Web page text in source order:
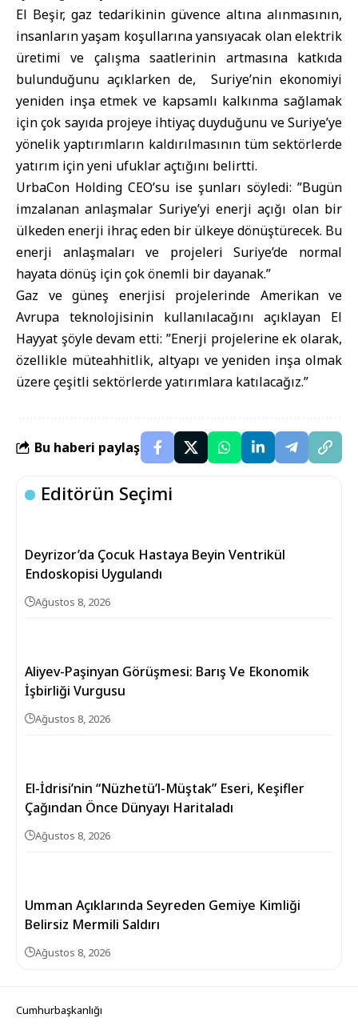
El Beşir, gaz tedarikinin güvence altına alınmasının,
insanların yaşam koşullarına yansıyacak olan elektrik
üretimi ve çalışma saatlerinin artmasına katkıda
bulunduğunu açıklarken de, Suriye’nin ekonomiyi
yeniden inşa etmek ve kapsamlı kalkınma sağlamak
için çok sayıda projeye ihtiyaç duyduğunu ve Suriye’ye
yönelik yaptırımların kaldırılmasının tüm sektörlerde
yatırım için yeni ufuklar açtığını belirtti.
UrbaCon Holding CEO’su ise şunları söyledi: ”Bugün
imzalanan anlaşmalar Suriye’yi enerji açığı olan bir
ülkeden enerji ihraç eden bir ülkeye dönüştürecek. Bu
enerji anlaşmaları ve projeleri Suriye’de normal
hayata dönüş için çok önemli bir dayanak.”
Gaz ve güneş enerjisi projelerinde Amerikan ve
Avrupa teknolojisinin kullanılacağını açıklayan El
Hayyat şöyle devam etti: ”Enerji projelerine ek olarak,
özellikle müteahhitlik, altyapı ve yeniden inşa olmak
üzere çeşitli sektörlerde yatırımlara katılacağız.”
Bu haberi paylaş
Editörün Seçimi
Deyrizor’da Çocuk Hastaya Beyin Ventrikül
Endoskopisi Uygulandı
Ağustos 8, 2026
Aliyev-Paşinyan Görüşmesi: Barış Ve Ekonomik
İşbirliği Vurgusu
Ağustos 8, 2026
El-İdrisi’nin “Nüzhetü’l-Müştak” Eseri, Keşifler
Çağından Önce Dünyayı Haritaladı
Ağustos 8, 2026
Umman Açıklarında Seyreden Gemiye Kimliği
Belirsiz Mermili Saldırı
Ağustos 8, 2026
Cumhurbaşkanlığı